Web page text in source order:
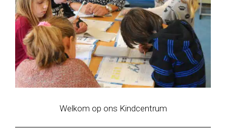
Welkom op ons Kindcentrum